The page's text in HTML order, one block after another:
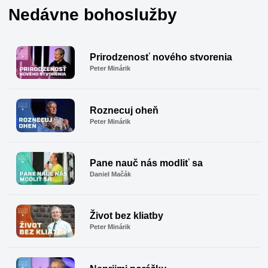
Nedávne bohoslužby
Prirodzenosť nového stvorenia
Peter Minárik
Roznecuj oheň
Peter Minárik
Pane nauč nás modliť sa
Daniel Mačák
Život bez kliatby
Peter Minárik